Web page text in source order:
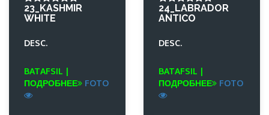
23_KASHMIR
WHITE
DESC.
BATAFSIL |
ПОДРОБНЕЕ
FOTO
24_LABRADOR
ANTICO
DESC.
BATAFSIL |
ПОДРОБНЕЕ
FOTO